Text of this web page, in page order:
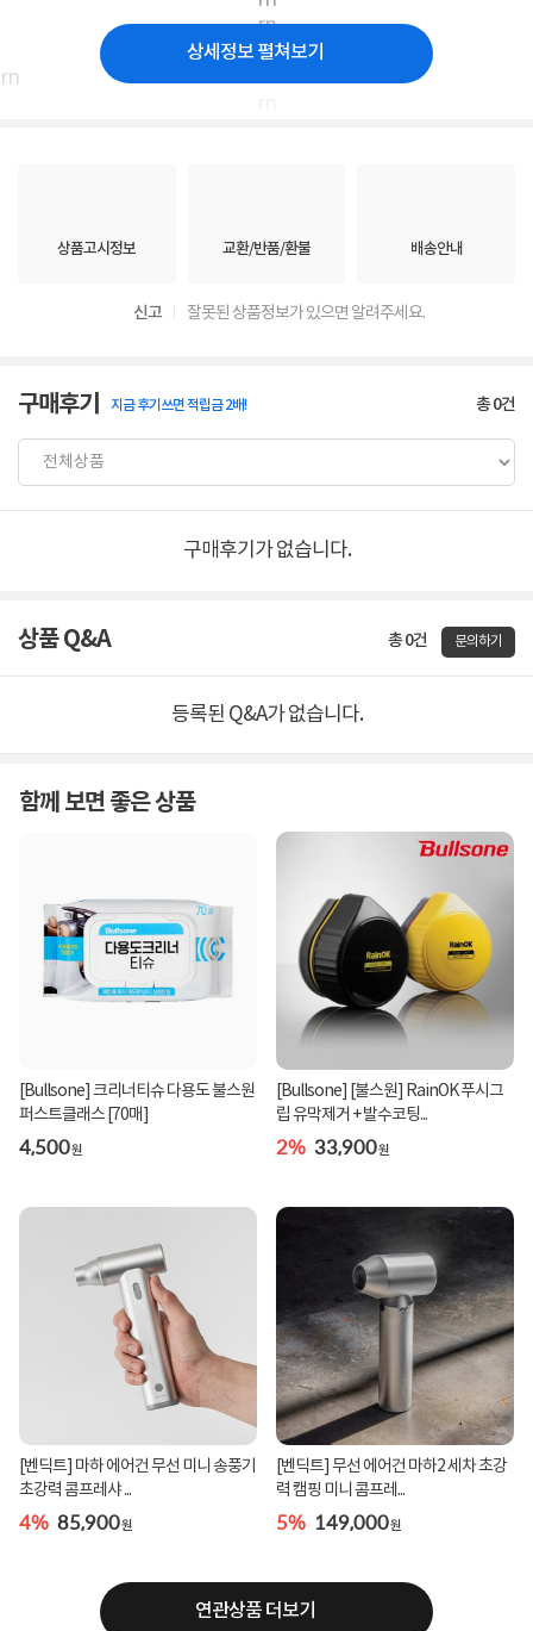
rn
rn rn rn rn rn
rn
상세정보 펼쳐보기
상품고시정보 교환/반품/환불 배송안내
신고 잘못된 상품정보가 있으면 알려주세요.
구매후기 지금 후기쓰면 적립금 2배! 총0건
구매후기가 없습니다.
상품 Q&A 총 0건 문의하기
등록된 Q&A가 없습니다.
함께 보면 좋은 상품
[Bullsone] 크리너티슈 다용도 불스원
퍼스트클래스 [70매]
4,500원
[Bullsone] [불스원] RainOK 푸시그
립 유막제거 + 발수코팅...
2% 33,900원
[벤딕트] 마하 에어건 무선 미니 송풍기
초강력 콤프레샤 ...
4% 85,900원
[벤딕트] 무선 에어건 마하2 세차 초강
력 캠핑 미니 콤프레...
5% 149,000원
연관상품 더보기